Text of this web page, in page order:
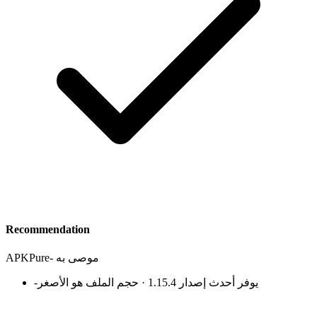
Recommendation
APKPure- موصى به
- يوفر أحدث إصدار 1.15.4 · حجم الملف هو الأصغر